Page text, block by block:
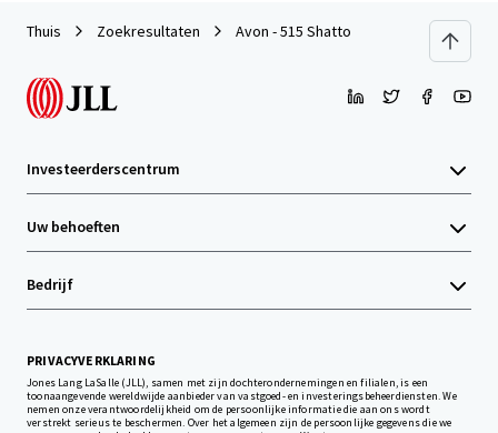
Thuis Zoekresultaten Avon - 515 Shatto
Investeerderscentrum
Uw behoeften
Bedrijf
PRIVACYVERKLARING
Jones Lang LaSalle (JLL), samen met zijn dochterondernemingen en filialen, is een
toonaangevende wereldwijde aanbieder van vastgoed- en investeringsbeheerdiensten. We
nemen onze verantwoordelijkheid om de persoonlijke informatie die aan ons wordt
verstrekt serieus te beschermen. Over het algemeen zijn de persoonlijke gegevens die we